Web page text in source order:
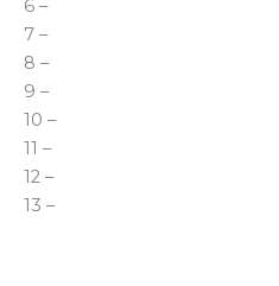
6 –
7 –
8 –
9 –
10 –
11 –
12 –
13 –